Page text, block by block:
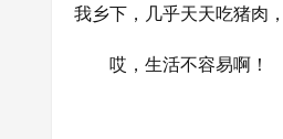
我乡下，几乎天天吃猪肉
哎，生活不容易啊！